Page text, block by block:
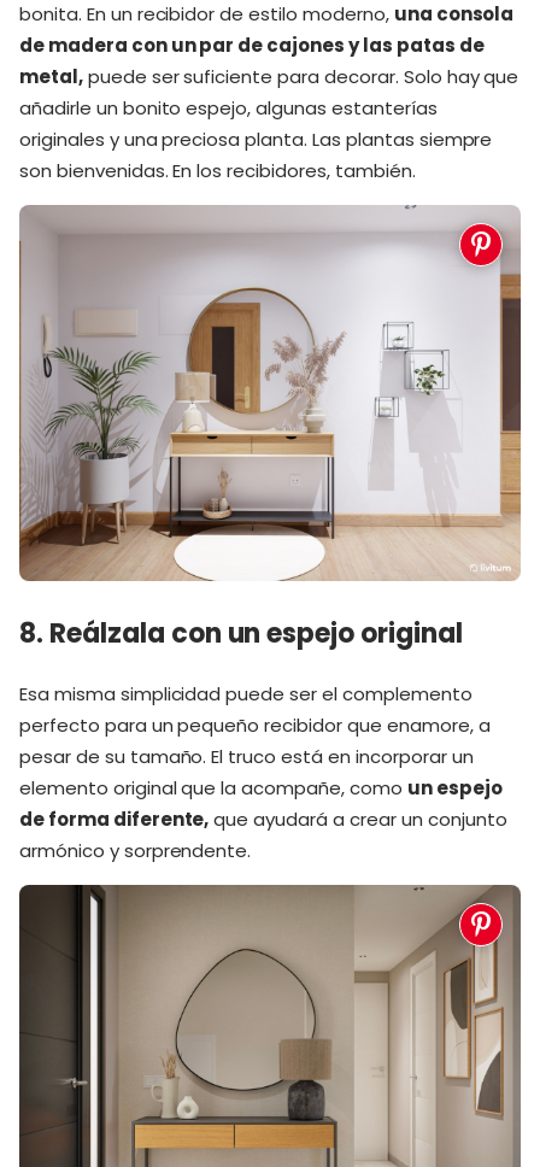
bonita. En un recibidor de estilo moderno, una consola
de madera con un par de cajones y las patas de
metal,puede ser suficiente para decorar. Solo hay que
añadirle un bonito espejo, algunas estanterías
originales y una preciosa planta. Las plantas siempre
son bienvenidas. En los recibidores, también.
8. Reálzala con un espejo original
Esa misma simplicidad puede ser el complemento
perfecto para un pequeño recibidor que enamore, a
pesar de su tamaño. El truco está en incorporar un
elemento original que la acompañe, como un espejo
de forma diferente,que ayudará a crear un conjunto
armónico y sorprendente.